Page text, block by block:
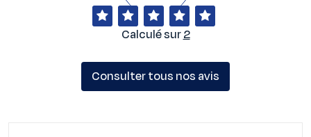
Calculé sur2
Consulter tous nos avis